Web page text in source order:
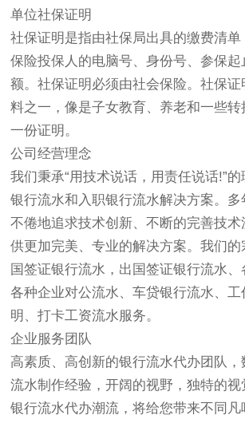
单位社保证明
社保证明是指由社保局出具的缴费清
保险投保人的电脑号、身份号、参保
额。社保证明必须由社会保险。社保
料之一，像是子女教育、养老和一些
一份证明。
公司经营理念
我们秉承“用技术说话，用责任说话!”
银行流水和入职银行流水解决方案。
不倦地追求技术创新、不断的完善技
供更加完美、专业的解决方案。我们的
国签证银行流水，出国签证银行流水、
各种企业对公流水、车贷银行流水、
明、打卡工资流水服务。
企业服务团队
高素质、高创新的银行流水代办团队
流水制作经验，开阔的视野，独特的视
银行流水代办潮流，将给您带来不同凡